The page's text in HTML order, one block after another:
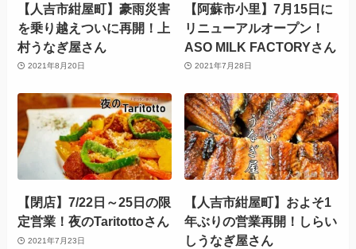
【人吉市紺屋町】豪雨災害
を乗り越えついに再開！上
村うなぎ屋さん
2021年8月20日
【阿蘇市小里】7月15日に
リニューアルオープン！
ASO MILK FACTORYさん
2021年7月28日
【閉店】7/22日～25日の限
定営業！⁡夜のTaritottoさん
2021年7月23日
【人吉市紺屋町】およそ1
年ぶりの営業再開！しらい
しうなぎ屋さん